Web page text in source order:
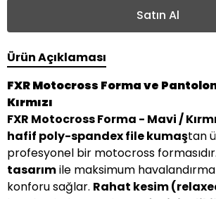
Satın Al
Ürün Açıklaması
FXR Motocross Forma ve
Kırmızı
FXR Motocross Forma - Mavi /
hafif poly-spandex file kumaştan
profesyonel bir motocross formasıdır.
tasarımile maksimum
konforu sağlar. Rahat kesim